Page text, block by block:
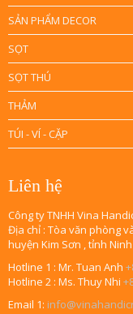
SẢN PHẨM DECOR
SỌT
SỌT THÚ
THẢM
TÚI - VÍ - CẶP
Liên hệ
Công ty TNHH Vina
Địa chỉ : Tòa văn phòng
huyện Kim Sơn , tỉnh
Hotline 1 : Mr. Tuan Anh
Hotline 2 : Ms. Thuy Nhi
Email 1: